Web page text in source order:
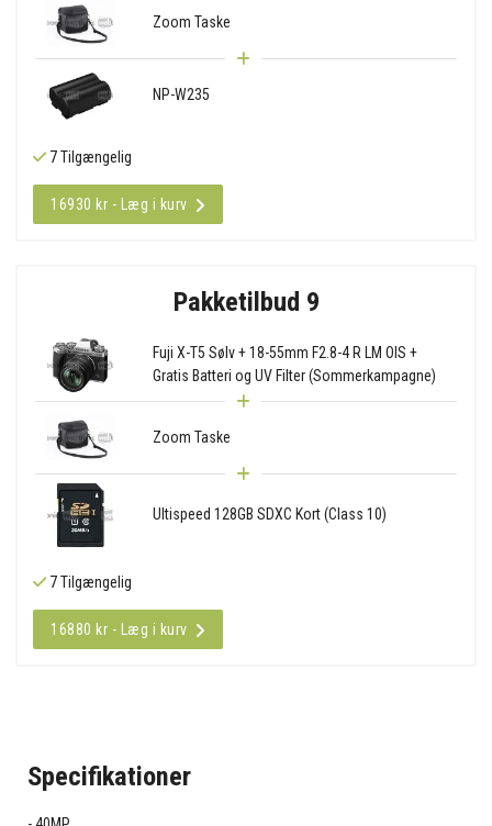
Zoom Taske
NP-W235
7 Tilgængelig
16930 kr - Læg i kurv
Pakketilbud 9
Fuji X-T5 Sølv + 18-55mm F2.8-4 R LM OIS +
Gratis Batteri og UV Filter (Sommerkampagne)
Zoom Taske
Ultispeed 128GB SDXC Kort (Class 10)
7 Tilgængelig
16880 kr - Læg i kurv
Specifikationer